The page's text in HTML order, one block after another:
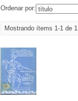
Ordenar por:
Mostrando ítems 1-1 de 1